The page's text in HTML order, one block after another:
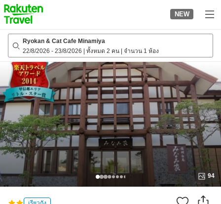
to
top
page
NEW
Ryokan & Cat Cafe Minamiya
22/8/2026 - 23/8/2026 ทั้งหมด 2 คน จำนวน 1 ห้อง
94